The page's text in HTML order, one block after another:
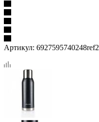
Артикул: 6927595740248ref2